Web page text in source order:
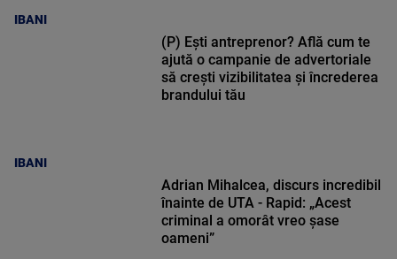
IBANI
IBANI
(P) Ești antreprenor? Află cum te
ajută o campanie de advertoriale
să crești vizibilitatea și încrederea
brandului tău
Adrian Mihalcea, discurs incredibil
înainte de UTA - Rapid: „Acest
criminal a omorât vreo șase
oameni”